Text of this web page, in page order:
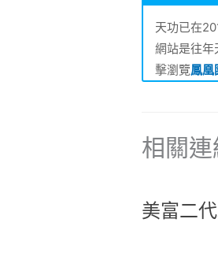
天功已在
網站是往年
擊瀏覽鳳凰
相關連
美富二